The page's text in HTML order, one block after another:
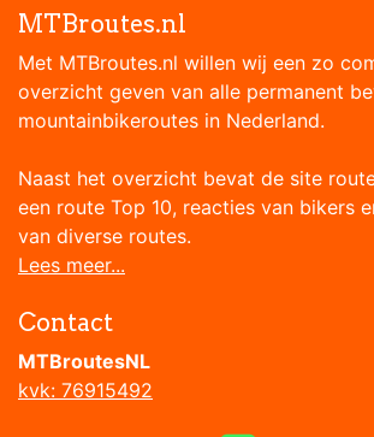
MTBroutes.nl
Met MTBroutes.nl willen wij een zo
overzicht geven van alle permanent
mountainbikeroutes in Nederland.
Naast het overzicht bevat de site
een route Top 10, reacties van bikers
van diverse routes.
Lees meer...
Contact
MTBroutesNL
kvk: 76915492